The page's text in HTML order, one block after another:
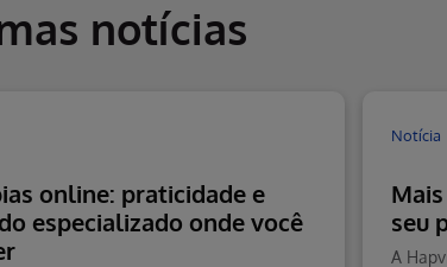
notícias
online: praticidade e
especializado onde você
Notícia
seu